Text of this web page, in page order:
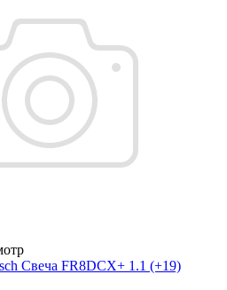
Свеча FR8DCX+ 1.1 (+19)